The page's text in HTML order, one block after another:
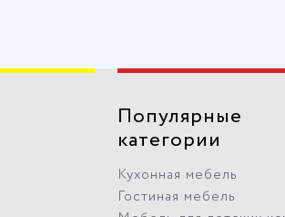
Популярные
категории
Кухонная мебель
Гостиная мебель